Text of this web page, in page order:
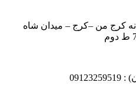
کرج من –کرج – میدان شاه